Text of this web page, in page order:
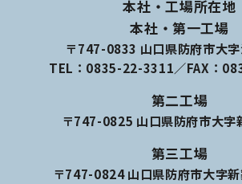
本社・工場所在地
本社・第一工場
〒747-0833 山口県防府市大
TEL： 0835-22-3311／FAX：
第二工場
〒747-0825 山口県防府市大字
第三工場
〒747-0824 山口県防府市大字